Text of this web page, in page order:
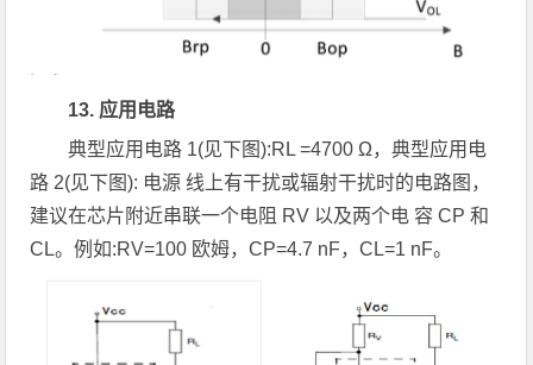
13. 应用电路
典型应用电路 1(见下图):RL =4700 Ω，典型应用电
路 2(见下图): 电源 线上有干扰或辐射干扰时的电路图，
建议在芯片附近串联一个电阻 RV 以及两个电 容 CP 和
CL。例如:RV=100 欧姆，CP=4.7 nF，CL=1 nF。